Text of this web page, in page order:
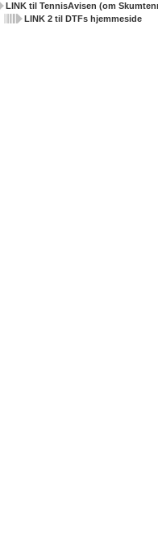
LINK til TennisAvisen (om
LINK 2 til DTFs hjemmeside